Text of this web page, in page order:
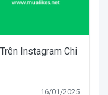
Instagram Chi
16/01/2025